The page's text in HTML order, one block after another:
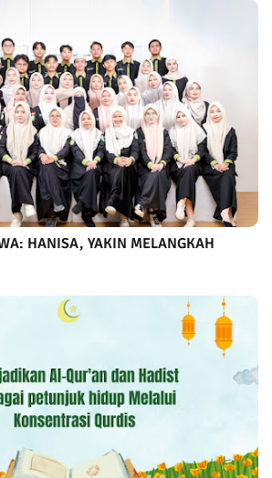
HANISA, YAKIN MELANGKAH